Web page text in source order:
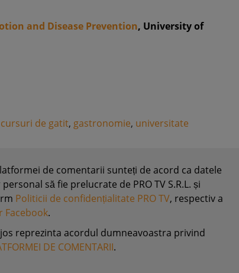
and Disease Prevention, University of
cursuri de gatit, gastronomie, universitate
de comentarii sunteți de acord ca datele
să fie prelucrate de PRO TV S.R.L. și
Politicii de confidențialitate PRO TV, respectiv a
Facebook.
reprezinta acordul dumneavoastra privind
DE COMENTARII.